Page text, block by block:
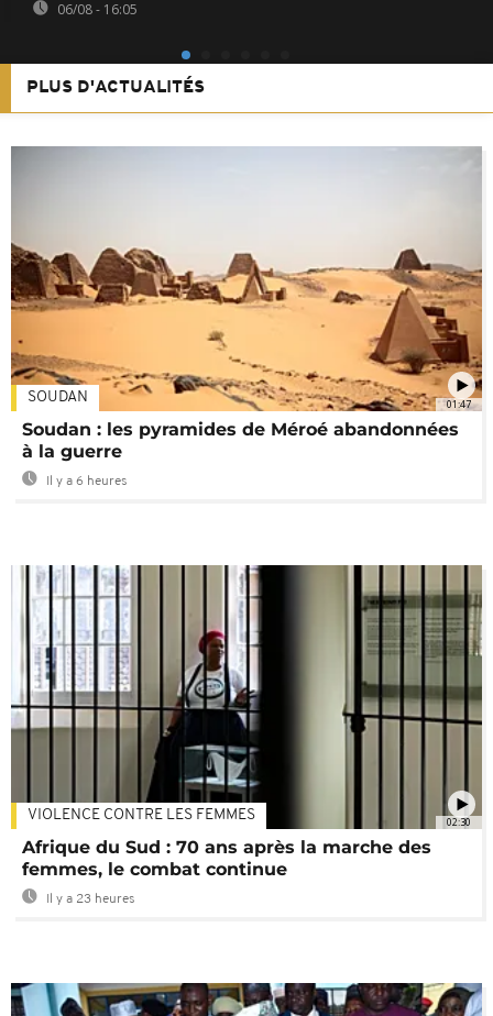
06/08 - 16:05
PLUS D'ACTUALITÉS
01:47
SOUDAN
Soudan : les pyramides de Méroé abandonnées
à la guerre
Il y a 6 heures
02:30
VIOLENCE CONTRE LES FEMMES
Afrique du Sud : 70 ans après la marche des
femmes, le combat continue
Il y a 23 heures